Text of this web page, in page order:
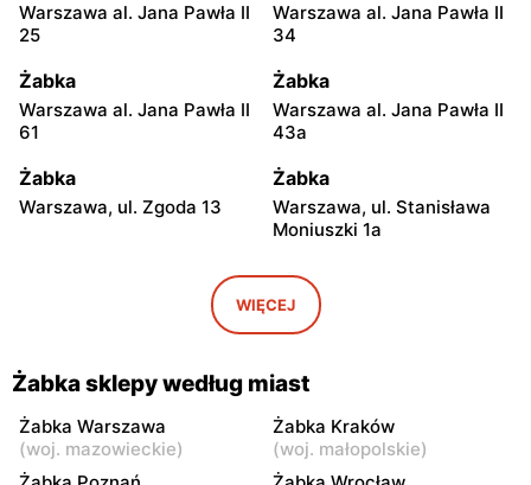
Warszawa al. Jana Pawła II
25
Warszawa al. Jana Pawła II
34
Żabka
Warszawa al. Jana Pawła II
61
Żabka
Warszawa al. Jana Pawła II
43a
Żabka
Warszawa, ul. Zgoda 13
Żabka
Warszawa, ul. Stanisława
Moniuszki 1a
Świętokrzyska 0 Stacja
Żabka
Warszawa, ul. Grzybowska
5
Żabka
Łódź, ul. Żurawia 14
Żabka
Warszawa, ul. Żurawia 18
Żabka Żabka
WIĘCEJ
Żabka sklepy według miast
Żabka Warszawa
(woj. mazowieckie)
Żabka Kraków
(woj. małopolskie)